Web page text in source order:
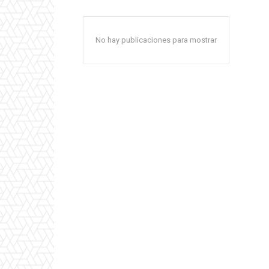
No hay publicaciones para mostrar